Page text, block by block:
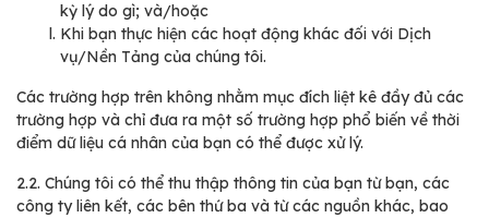
kỳ lý do gì; và/hoặc
Khi bạn thực hiện các hoạt động khác đối với Dịch
vụ/Nền Tảng của chúng tôi.
Các trường hợp trên không nhằm mục đích liệt kê đầy đủ các
trường hợp và chỉ đưa ra một số trường hợp phổ biến về thời
điểm dữ liệu cá nhân của bạn có thể được xử lý.
2.2. Chúng tôi có thể thu thập thông tin của bạn từ bạn, các
công ty liên kết, các bên thứ ba và từ các nguồn khác, bao